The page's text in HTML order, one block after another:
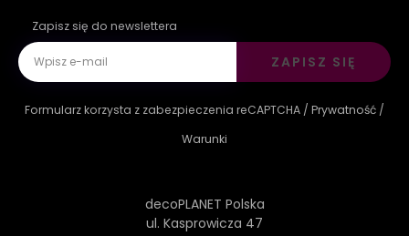
Zapisz się do newslettera
ZAPISZ SIĘ
Formularz korzysta z zabezpieczenia reCAPTCHA / Prywatność /
Warunki
decoPLANET Polska
ul. Kasprowicza 47